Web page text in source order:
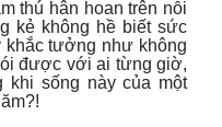
thú hân hoan trên nỗi
kẻ không hề biết sức
khắc tưởng như không
được với ai từng giờ,
khi sống này của một